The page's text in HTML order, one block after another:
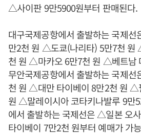
△사이판 9만5900원부터 판매된다.
대구국제공항에서 출발하는 국제
만2천 원 △도쿄(나리타) 5만7천 원
천 원 △마카오 6만7천 원 △베트남
무안국제공항에서 출발하는 국제
천 원 △대만 타이베이 8만2천 원 △
원 △말레이시아 코타키나발루 9만
에서 출발하는 국제선은 △일본 오
타이베이 7만2천 원부터 예매가 가